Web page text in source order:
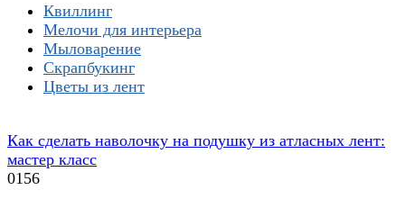
Квиллинг
Мелочи для интерьера
Мыловарение
Скрапбукинг
Цветы из лент
Как сделать наволочку на подушку из атласных лент:
мастер класс
0156